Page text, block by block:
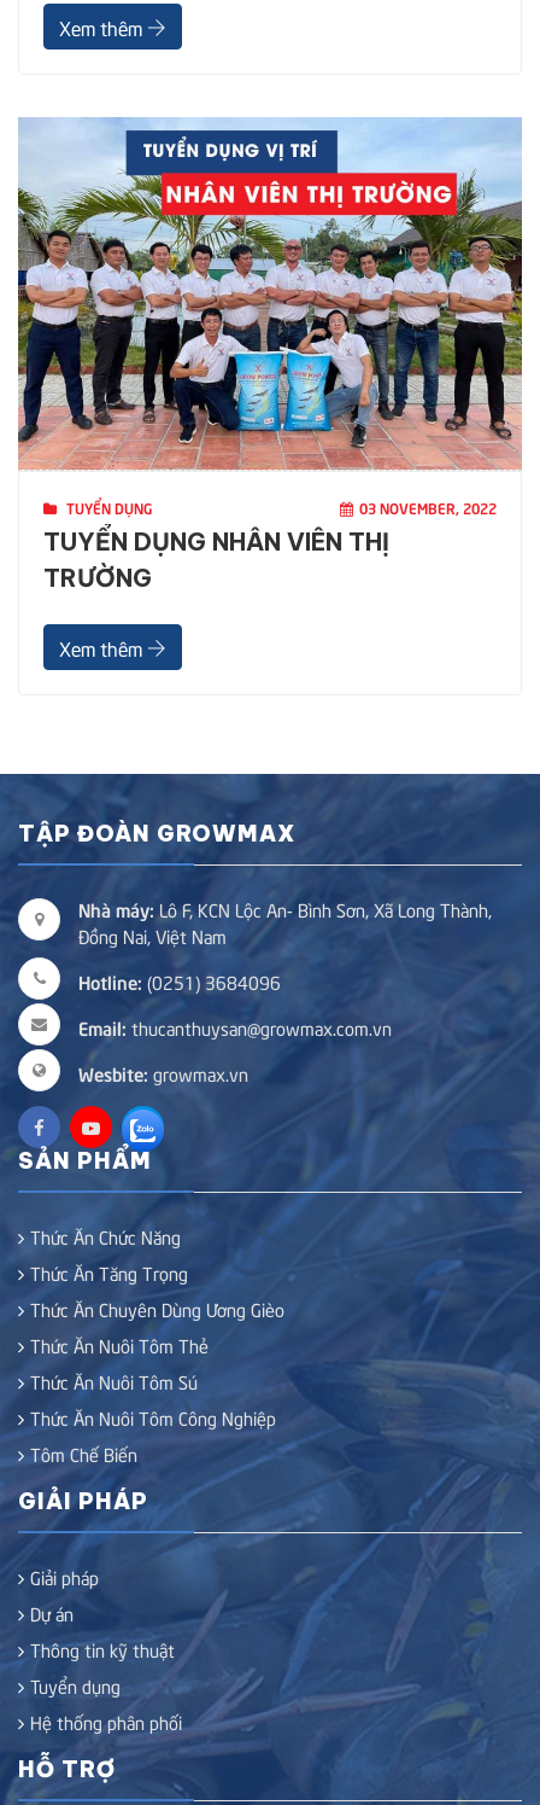
Xem thêm
TUYỂN DỤNG 03 NOVEMBER, 2022
TUYỂN DỤNG NHÂN VIÊN THỊ
TRƯỜNG
Xem thêm
TẬP ĐOÀN GROWMAX
Nhà máy: Lô F, KCN Lộc An- Bình Sơn, Xã Long Thành,
Đồng Nai, Việt Nam
Hotline: (0251) 3684096
Email: thucanthuysan@growmax.com.vn
Wesbite: growmax.vn
SẢN PHẨM
Thức Ăn Chức Năng
Thức Ăn Tăng Trọng
Thức Ăn Chuyên Dùng Ương Gièo
Thức Ăn Nuôi Tôm Thẻ
Thức Ăn Nuôi Tôm Sú
Thức Ăn Nuôi Tôm Công Nghiệp
Tôm Chế Biến
GIẢI PHÁP
Giải pháp
Dự án
Thông tin kỹ thuật
Tuyển dụng
Hệ thống phân phối
HỖ TRỢ